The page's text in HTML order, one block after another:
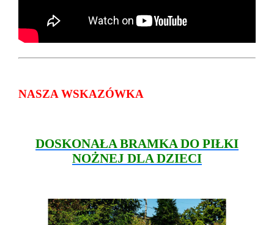
NASZA WSKAZÓWKA
DOSKONAŁA BRAMKA DO PIŁKI
NOŻNEJ DLA DZIECI